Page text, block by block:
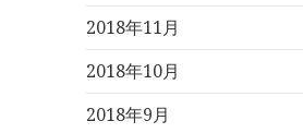
2018年11月
2018年10月
2018年9月